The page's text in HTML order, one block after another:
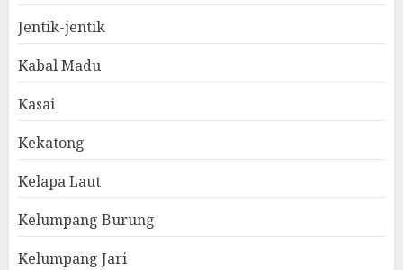
Jentik-jentik
Kabal Madu
Kasai
Kekatong
Kelapa Laut
Kelumpang Burung
Kelumpang Jari